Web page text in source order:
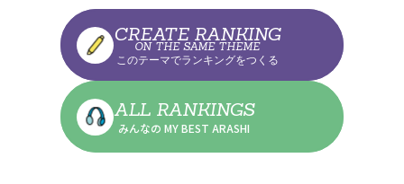
CLOSE
CREATE RANKING
ON THE SAME THEME
このテーマでランキングをつくる
ALL RANKINGS
みんなの MY BEST ARASHI